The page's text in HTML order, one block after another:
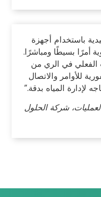
باستخدام أجهزة
أمرًا بسيطًا ومباشرًا.
الفعلي في الري من
للأوامر والاتصال
لإدارة المياه بدقة.”
شركة الحلول